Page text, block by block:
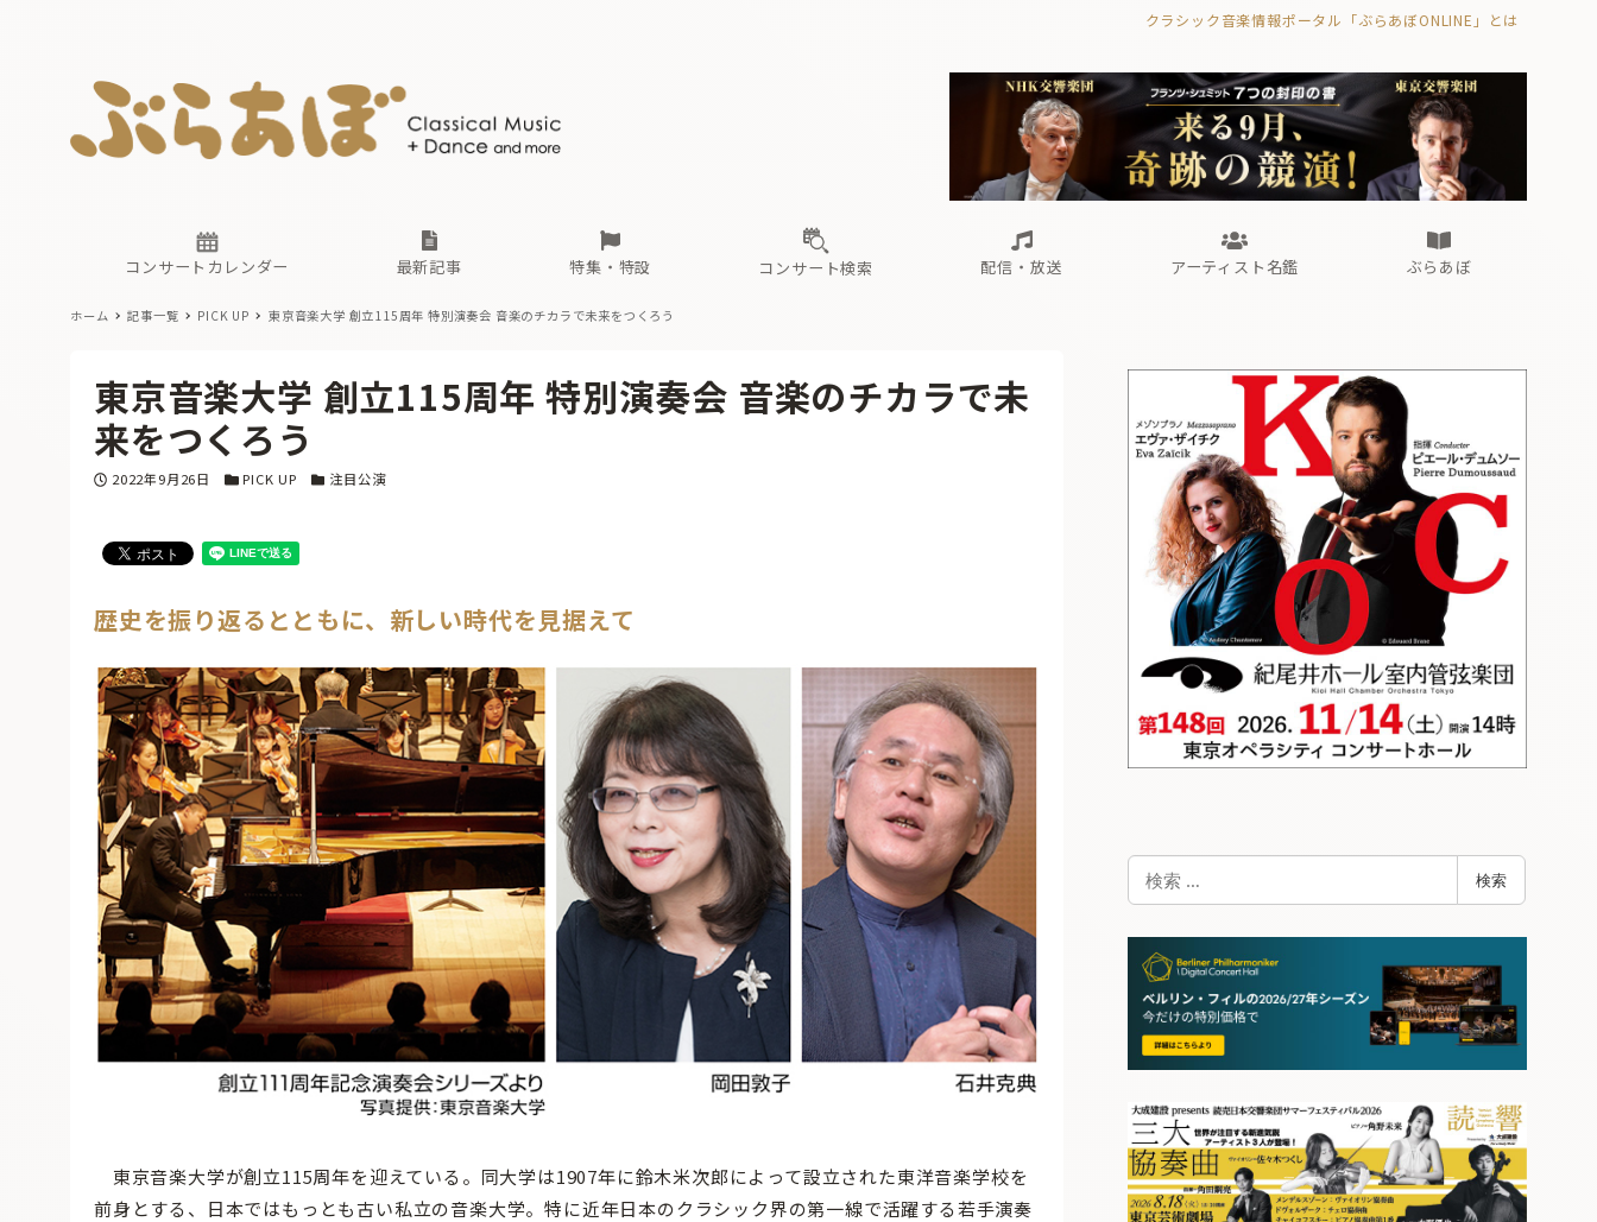
クラシック音楽情報ポータル「ぶらあぼONLINE」とは
コンサートカレンダー 最新記事
古楽とその先と オーケストラの楽屋から 海の向こうの音楽家 Aからの眺望 ぶらあぼブラス！
フォルテピアノ・オデッセイ
特集・特設
現場のプロが推す！間違いないオーケストラコンサート
過去の特集
コンサート検索 配信・放送
無料ライブ配信スケジュール 有料ライブ配信スケジュール
アーティスト名鑑
あ か さ た な は ま や わ
ぶらあぼ
古楽とその先と Aからの眺望 ぶらあぼブラス！
フォルテピアノ・オデッセイ
無料ライブ配信スケジュール
あ か さ
ホーム 記事一覧 PICK UP 東京音楽大学 創立115周年 特別演奏会 音楽のチカラで未来をつくろう
東京音楽大学 創立115周年 特別演奏会 音楽のチカラで未
来をつくろう
投稿日
2022年9月26日 カテゴリー
PICK UP カテゴリー
注目公演
歴史を振り返るとともに、新しい時代を見据えて
東京音楽大学が創立115周年を迎えている。同大学は1907年に鈴木米次郎によって設立された東洋音楽学校を
前身とする、日本ではもっとも古い私立の音楽大学。特に近年日本のクラシック界の第一線で活躍する若手演奏
検
索
検索